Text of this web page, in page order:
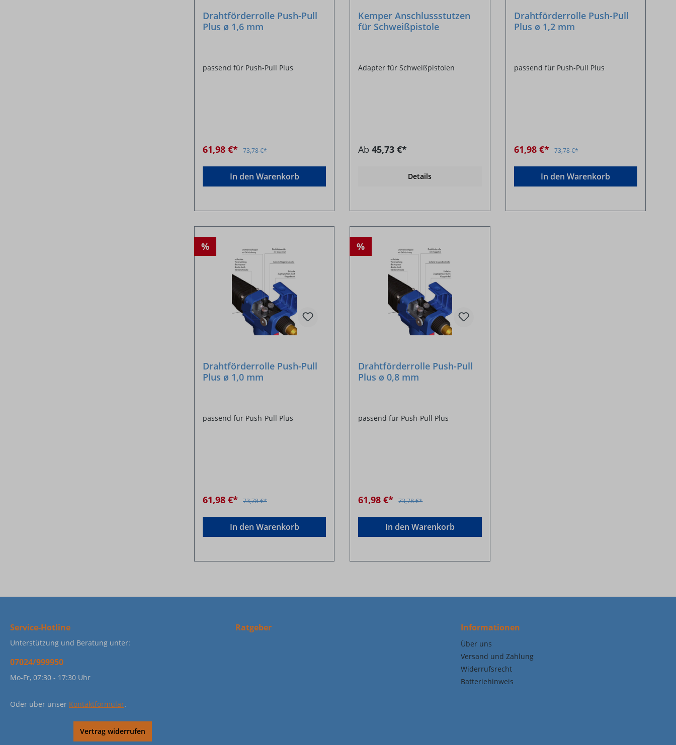
Drahtförderrolle Push-Pull
Plus ø 1,6 mm
passend für Push-Pull Plus
61,98 €* 73,78 €*
In den Warenkorb
Kemper Anschlussstutzen
für Schweißpistole
Adapter für Schweißpistolen
Ab45,73 €*
Details
Drahtförderrolle Push-Pull
Plus ø 1,2 mm
passend für Push-Pull Plus
61,98 €* 73,78 €*
In den Warenkorb
%
Drahtförderrolle Push-Pull
Plus ø 1,0 mm
passend für Push-Pull Plus
61,98 €* 73,78 €*
In den Warenkorb
%
Drahtförderrolle Push-Pull
Plus ø 0,8 mm
passend für Push-Pull Plus
61,98 €* 73,78 €*
In den Warenkorb
Service-Hotline
Unterstützung und Beratung unter:
07024/999950
Mo-Fr, 07:30 - 17:30 Uhr
Oder über unser Kontaktformular.
Vertrag widerrufen
Ratgeber Informationen
Über uns
Versand und Zahlung
Widerrufsrecht
Batteriehinweis